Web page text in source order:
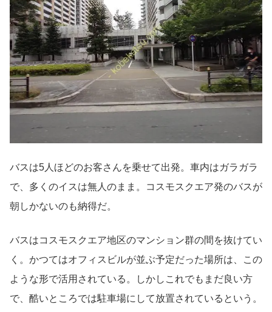
バスは5人ほどのお客さんを乗せて出発。車内はガラガラ
で、多くのイスは無人のまま。コスモスクエア発のバスが
朝しかないのも納得だ。
バスはコスモスクエア地区のマンション群の間を抜けてい
く。かつてはオフィスビルが並ぶ予定だった場所は、この
ような形で活用されている。しかしこれでもまだ良い方
で、酷いところでは駐車場にして放置されているという。